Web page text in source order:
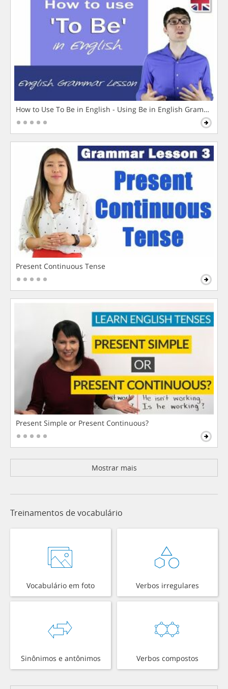
How to Use To Be in English - Using Be in English Grammar
Present Continuous Tense
Present Simple or Present Continuous?
Mostrar mais
Treinamentos de vocabulário
Vocabulário em foto Verbos irregulares
Sinônimos e antônimos Verbos compostos